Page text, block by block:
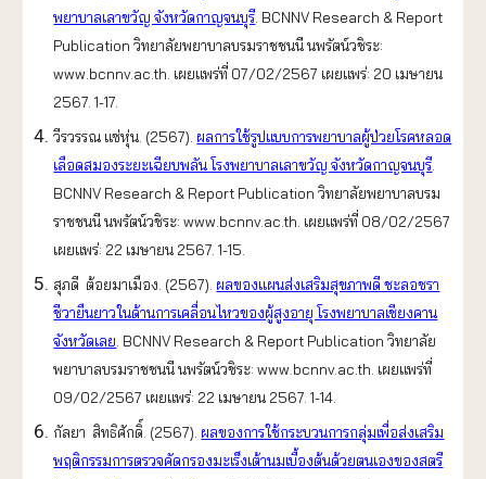
พยาบาลเลาขวัญ จังหวัดกาญจนบุรี . BCNNV Research & Report
Publication วิทยาลัยพยาบาลบรมราชชนนี นพรัตน์วชิระ:
www.bcnnv.ac.th. เผยแพร่ที่ 07/02/2567 เผยแพร่: 20 เมษายน
2567. 1-17.
วีรวรรณ แซ่หุ่น. (2567). ผลการใช้รูปแบบการพยาบาลผู้ป่วยโรคหลอด
เลือดสมองระยะเฉียบพลัน โรงพยาบาลเลาขวัญ จังหวัดกาญจนบุรี
BCNNV Research & Report Publication วิทยาลัยพยาบาลบรม
ราชชนนี นพรัตน์วชิระ: www.bcnnv.ac.th. เผยแพร่ที่ 08/02/2567
เผยแพร่: 22 เมษายน 2567. 1-15.
สุภดี ต้อยมาเมือง. (2567). ผลของแผนส่งเสริมสุขภาพดี ชะลอชรา
ชีวายืนยาวในด้านการเคลื่อนไหวของผู้สูงอายุ โรงพยาบาลเชียงคาน
จังหวัดเลย . BCNNV Research & Report Publication วิทยาลัย
พยาบาลบรมราชชนนี นพรัตน์วชิระ: www.bcnnv.ac.th. เผยแพร่ที่
09/02/2567 เผยแพร่: 22 เมษายน 2567. 1-14.
กัลยา สิทธิศักดิ์. (2567). ผลของการใช้กระบวนการกลุ่มเพื่อส่งเสริม
พฤติกรรมการตรวจคัดกรองมะเร็งเต้านมเบื้องต้นด้วยตนเองของสตรี